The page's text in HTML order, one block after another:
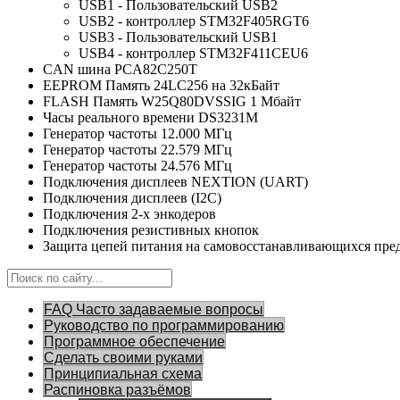
USB1 - Пользовательский USB2
USB2 - контроллер STM32F405RGT6
USB3 - Пользовательский USB1
USB4 - контроллер STM32F411CEU6
CAN шина PCA82C250T
EEPROM Память 24LC256 на 32кБайт
FLASH Память W25Q80DVSSIG 1 Мбайт
Часы реального времени DS3231M
Генератор частоты 12.000 МГц
Генератор частоты 22.579 МГц
Генератор частоты 24.576 МГц
Подключения дисплеев NEXTION (UART)
Подключения дисплеев (I2C)
Подключения 2-х энкодеров
Подключения резистивных кнопок
Защита цепей питания на самовосстанавливающихся
FAQ Часто задаваемые вопросы
Руководство по программированию
Программное обеспечение
Сделать своими руками
Принципиальная схема
Распиновка разъёмов